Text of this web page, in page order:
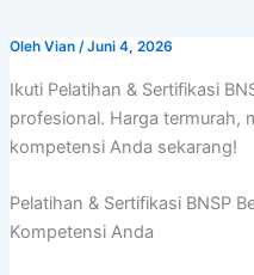
Oleh Vian /Juni 4, 2026
Ikuti Pelatihan & Sertifikasi
profesional. Harga termurah,
kompetensi Anda sekarang!
Pelatihan & Sertifikasi BNSP
Kompetensi Anda